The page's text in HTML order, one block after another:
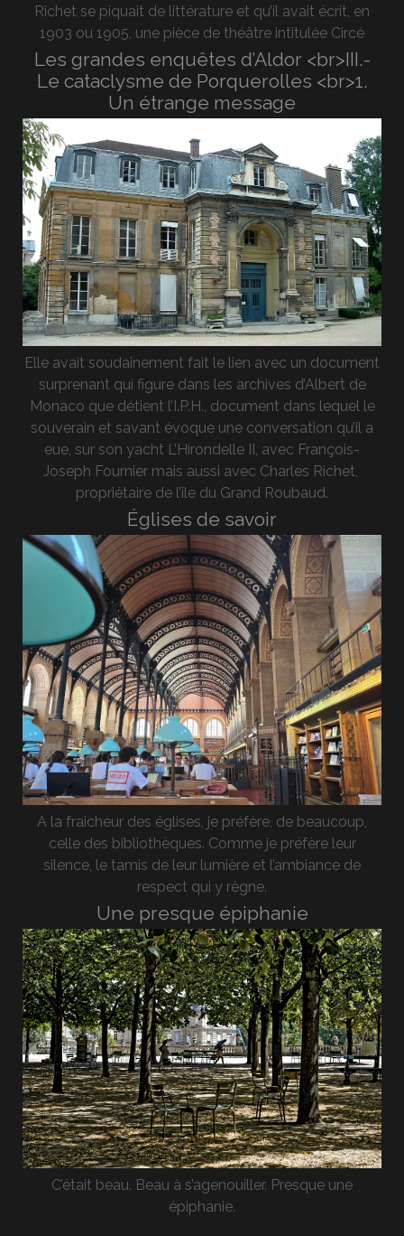
Richet se piquait de littérature et qu’il avait écrit, en
1903 ou 1905, une pièce de théâtre intitulée Circé
Les grandes enquêtes d’Aldor <br>III.-
Le cataclysme de Porquerolles <br>1.
Un étrange message
Elle avait soudainement fait le lien avec un document
surprenant qui figure dans les archives d’Albert de
Monaco que détient l’I.P.H., document dans lequel le
souverain et savant évoque une conversation qu’il a
eue, sur son yacht L’Hirondelle II, avec François-
Joseph Fournier mais aussi avec Charles Richet,
propriétaire de l’île du Grand Roubaud.
Églises de savoir
A la fraîcheur des églises, je préfère, de beaucoup,
celle des bibliothèques. Comme je préfère leur
silence, le tamis de leur lumière et l’ambiance de
respect qui y règne.
Une presque épiphanie
C’était beau. Beau à s’agenouiller. Presque une
épiphanie.